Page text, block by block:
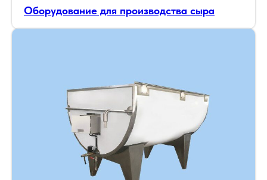
Оборудование для производства сыра